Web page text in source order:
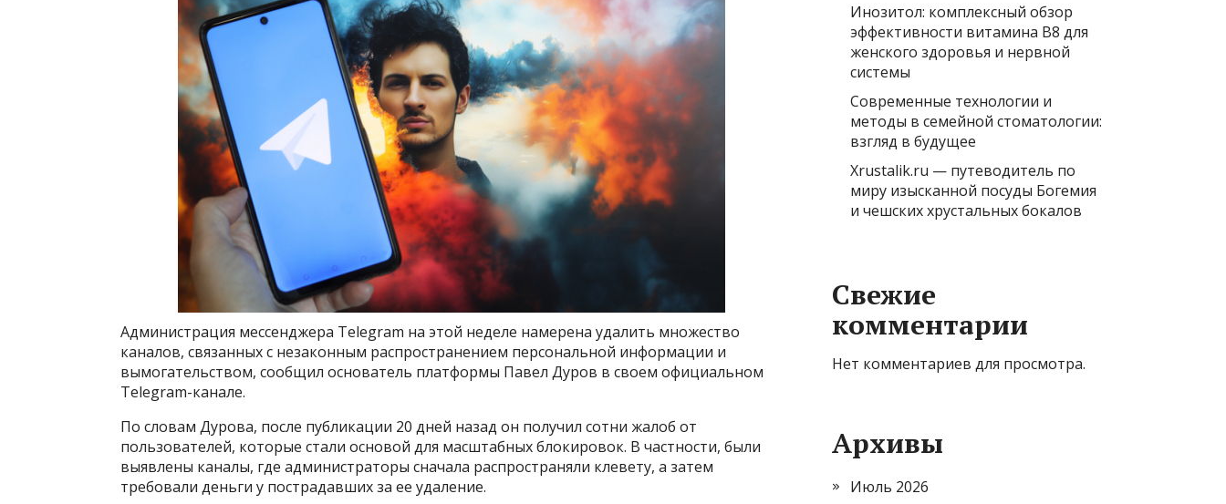
Администрация мессенджера Telegram на этой неделе намерена удалить множество
каналов, связанных с незаконным распространением персональной информации и
вымогательством, сообщил основатель платформы Павел Дуров в своем официальном
Telegram-канале.
По словам Дурова, после публикации 20 дней назад он получил сотни жалоб от
пользователей, которые стали основой для масштабных блокировок. В частности, были
выявлены каналы, где администраторы сначала распространяли клевету, а затем
требовали деньги у пострадавших за ее удаление.
Инозитол: комплексный обзор
эффективности витамина B8 для
женского здоровья и нервной
системы
Современные технологии и
методы в семейной стоматологии:
взгляд в будущее
Xrustalik.ru — путеводитель по
миру изысканной посуды Богемия
и чешских хрустальных бокалов
Свежие
комментарии
Нет комментариев для просмотра.
Архивы
Июль 2026